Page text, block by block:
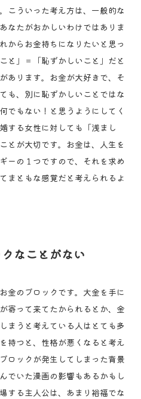
こういった考え方は、一般的な
なたがおかしいわけではありま
からお金持ちになりたいと思っ
と」＝「恥ずかしいこと」だと
あります。お金が大好きで、そ
も、別に恥ずかしいことではな
でもない！と思うようにしてく
する女性に対しても「浅まし
とが大切です。お金は、人生を
ーの１つですので、それを求め
まともな感覚だと考えられるよ
なことがない
金のブロックです。大金を手に
寄って来てたかられるとか、金
まうと考えている人はとても多
持つと、性格が悪くなると考え
ロックが発生してしまった背景
でいた漫画の影響もあるかもし
する主人公は、あまり裕福でな